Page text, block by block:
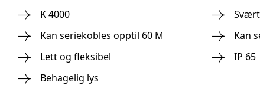
K 4000
Kan seriekobles opptil 60 M
Lett og fleksibel
Behagelig lys
Kan
IP 65